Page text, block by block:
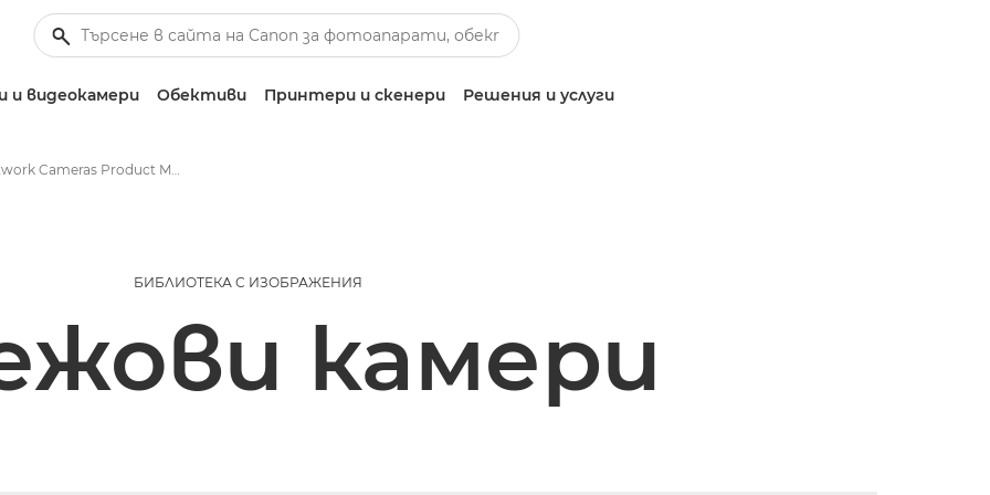
видеокамери Обективи Принтери и скенери Решения и услуги
Network Cameras Product Media - Canon Press Centre
БИБЛИОТЕКА С ИЗОБРАЖЕНИЯ
камери